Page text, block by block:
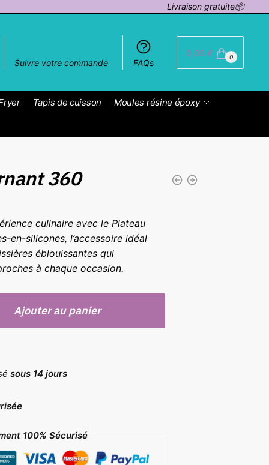
Livraison gratuite📦
Suivre votre commande FAQs
0,00€ 0
Tapis de cuisson Moules résine époxy
360
culinaire avec le Plateau
en-silicones, l’accessoire idéal
éblouissantes qui
à chaque occasion.
Ajouter au panier
sous 14 jours
100% Sécurisé